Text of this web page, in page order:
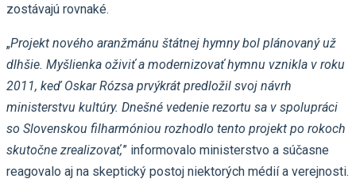
zostávajú rovnaké.
„Projekt nového aranžmánu štátnej hymny bol plánovaný už
dlhšie. Myšlienka oživiť a modernizovať hymnu vznikla v roku
2011, keď Oskar Rózsa prvýkrát predložil svoj návrh
ministerstvu kultúry. Dnešné vedenie rezortu sa v spolupráci
so Slovenskou filharmóniou rozhodlo tento projekt po rokoch
skutočne zrealizovať,” informovalo ministerstvo a súčasne
reagovalo aj na skeptický postoj niektorých médií a verejnosti.